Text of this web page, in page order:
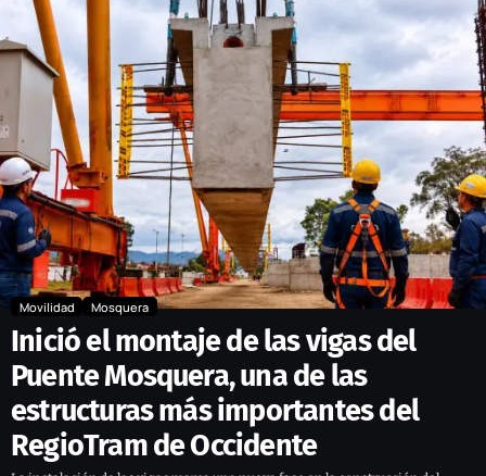
Movilidad Mosquera
Inició el montaje de las vigas del
Puente Mosquera, una de las
estructuras más importantes del
RegioTram de Occidente